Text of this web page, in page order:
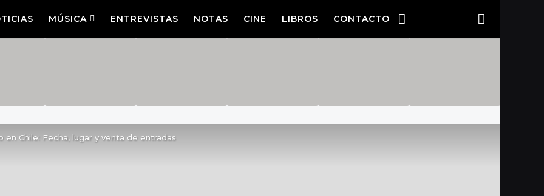
MÚSICA ENTREVISTAS NOTAS CINE LIBROS CONTACTO
en Chile: Fecha, lugar y venta de entradas